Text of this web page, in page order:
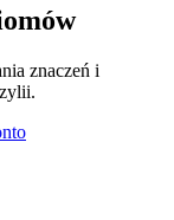
znaczeń i